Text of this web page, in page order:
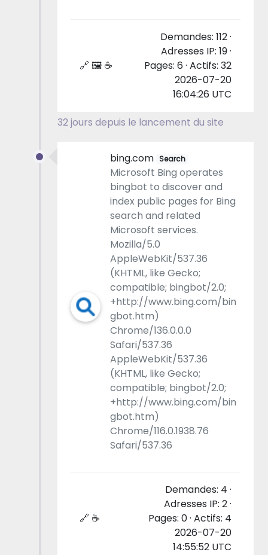
🔗 🖼 ☕
Demandes: 112 ·
Adresses IP: 19 ·
Pages: 6 · Actifs: 32
2026-07-20
16:04:26 UTC
32 jours depuis le lancement du site
bing.com Search
Microsoft Bing operates
bingbot to discover and
index public pages for Bing
search and related
Microsoft services.
Mozilla/5.0
AppleWebKit/537.36
(KHTML, like Gecko;
compatible; bingbot/2.0;
+http://www.bing.com/bin
gbot.htm)
Chrome/136.0.0.0
Safari/537.36
AppleWebKit/537.36
(KHTML, like Gecko;
compatible; bingbot/2.0;
+http://www.bing.com/bin
gbot.htm)
Chrome/116.0.1938.76
Safari/537.36
🔗 ☕
Demandes: 4 ·
Adresses IP: 2 ·
Pages: 0 · Actifs: 4
2026-07-20
14:55:52 UTC